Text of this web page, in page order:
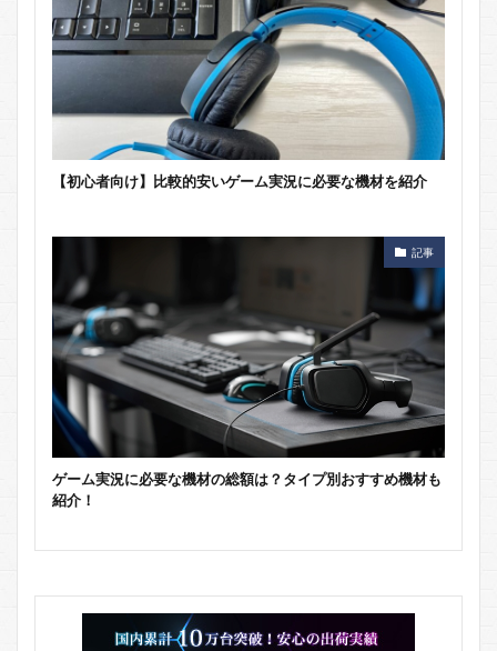
【初心者向け】比較的安いゲーム実況に必要な機材を紹介
記事
ゲーム実況に必要な機材の総額は？タイプ別おすすめ機材も
紹介！